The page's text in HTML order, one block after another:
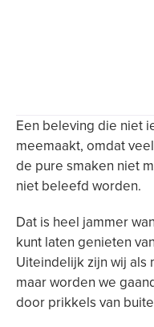
Een beleving die niet
meemaakt, omdat
de pure smaken niet
niet beleefd worden.
Dat is heel jammer
kunt laten genieten
Uiteindelijk zijn wij als
maar worden we
door prikkels van